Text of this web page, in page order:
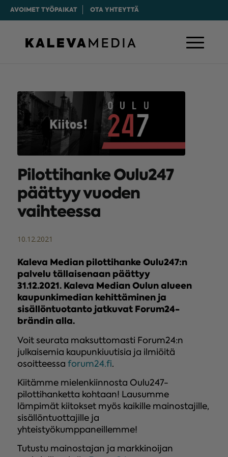
AVOIMET TYÖPAIKAT OTA YHTEYTTÄ
Pilottihanke Oulu247
päättyy vuoden
vaihteessa
10.12.2021
Kaleva Median pilottihanke Oulu247:n
palvelu tällaisenaan päättyy
31.12.2021. Kaleva Median Oulun alueen
kaupunkimedian kehittäminen ja
sisällöntuotanto jatkuvat Forum24-
brändin alla.
Voit seurata maksuttomasti Forum24:n
julkaisemia kaupunkiuutisia ja ilmiöitä
osoitteessa forum24.fi.
Kiitämme mielenkiinnosta Oulu247-
pilottihanketta kohtaan! Lausumme
lämpimät kiitokset myös kaikille mainostajille,
sisällöntuottajille ja
yhteistyökumppaneillemme!
Tutustu mainostajan ja markkinoijan